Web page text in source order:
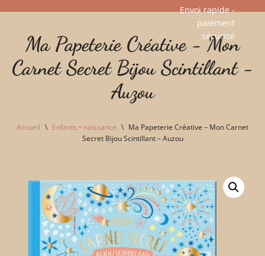
contenu
Envoi rapide -
paiement
sécurisé​
Ma Papeterie Créative - Mon
Carnet Secret Bijou Scintillant -
Auzou
Accueil \ Enfants • naissance \ Ma Papeterie Créative – Mon Carnet
Secret Bijou Scintillant – Auzou